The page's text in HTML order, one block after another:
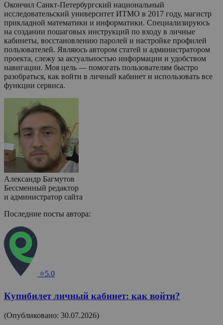
Окончил Санкт-Петербургский национальный
исследовательский университет ИТМО в 2017 году, магистр
прикладной математики и информатики. Специализируюсь
на создании пошаговых инструкций по входу в личные
кабинеты, восстановлению паролей и настройке профилей
пользователей. Являюсь автором статей и администратором
проекта, слежу за актуальностью информации и удобством
навигации. Моя цель — помогать пользователям быстро
разобраться, как войти в личный кабинет и использовать все
функции сервиса.
Александр Багмутов
Бессменный редактор
и администратор сайта
Последние посты автора:
⭐5.0
Купибилет личный кабинет: как войти?
(Опубликовано: 30.07.2026)